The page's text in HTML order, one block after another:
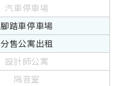
汽車停車場
腳踏車停車場
分售公寓出租
設計師公寓
隔音室